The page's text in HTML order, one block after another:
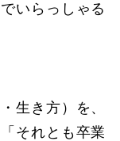
いらっしゃる
生き方）を、
それとも卒業